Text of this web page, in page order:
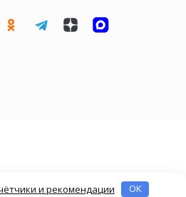
и рекомендации OK